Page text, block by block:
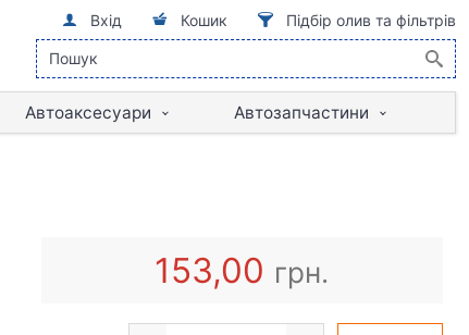
Вхід Кошик Підбір олив та фільтрів
Автоаксесуари Автозапчастини
153,00 грн.